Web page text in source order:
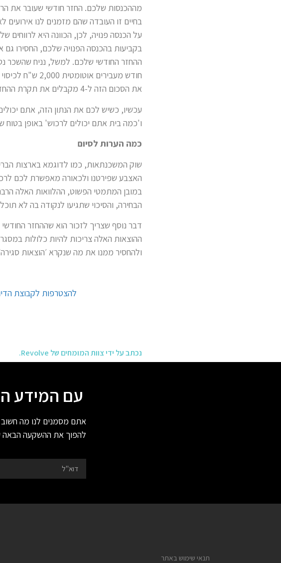
מההכנסות שלכם. החזר חודשי שעובר את
בחיים זו העובדה שהם מזמנים לנו
על הכנסה פנויה, לכן, הכוונה היא לרווחים
את הסכום הזה ל-4 מקבלים את תקרת ההחזר החודשי המומלצת. בדוגמה שלנו מדובר ב-2,000 ש"ח.
עכשיו, כשיש לכם את הנתון הזה, אתם
ו'כמה בית אתם יכולים לרכוש' באופן בטוח
כמה הערות לסיום
שוק המשכנתאות, כמו לדוגמא בארצות
האצבע שפירטנו ולכאורה מאפשרת לכם
במובן המתמטי הפשוט, ההלוואות האלה
הבחירה, והסיכוי שתגיעו לנקודה בה לא
דבר נוסף שצריך לזכור הוא שההחזר
ולהחסיר ממנו את מה שנקרא ׳הוצאות
להצטרפות לקבוצת
נכתב על ידי צוות המומחים של Revolve.
עם המידע
אתם מסמנים לנו מה חשוב
להפוך את ההשקעה
תנאי שימוש באתר